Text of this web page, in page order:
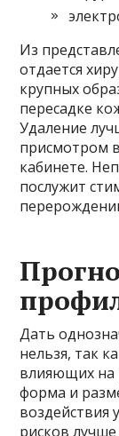
Из
отдается
крупных
пересадке
Удаление
присмотром
кабинете.
послужит
Дать
нельзя, так
влияющих на
форма и
воздействия
рисков